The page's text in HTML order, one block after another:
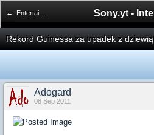
← Entertainment Zone
Rekord Guinessa za upadek z
Adogard
08 Sep 2011